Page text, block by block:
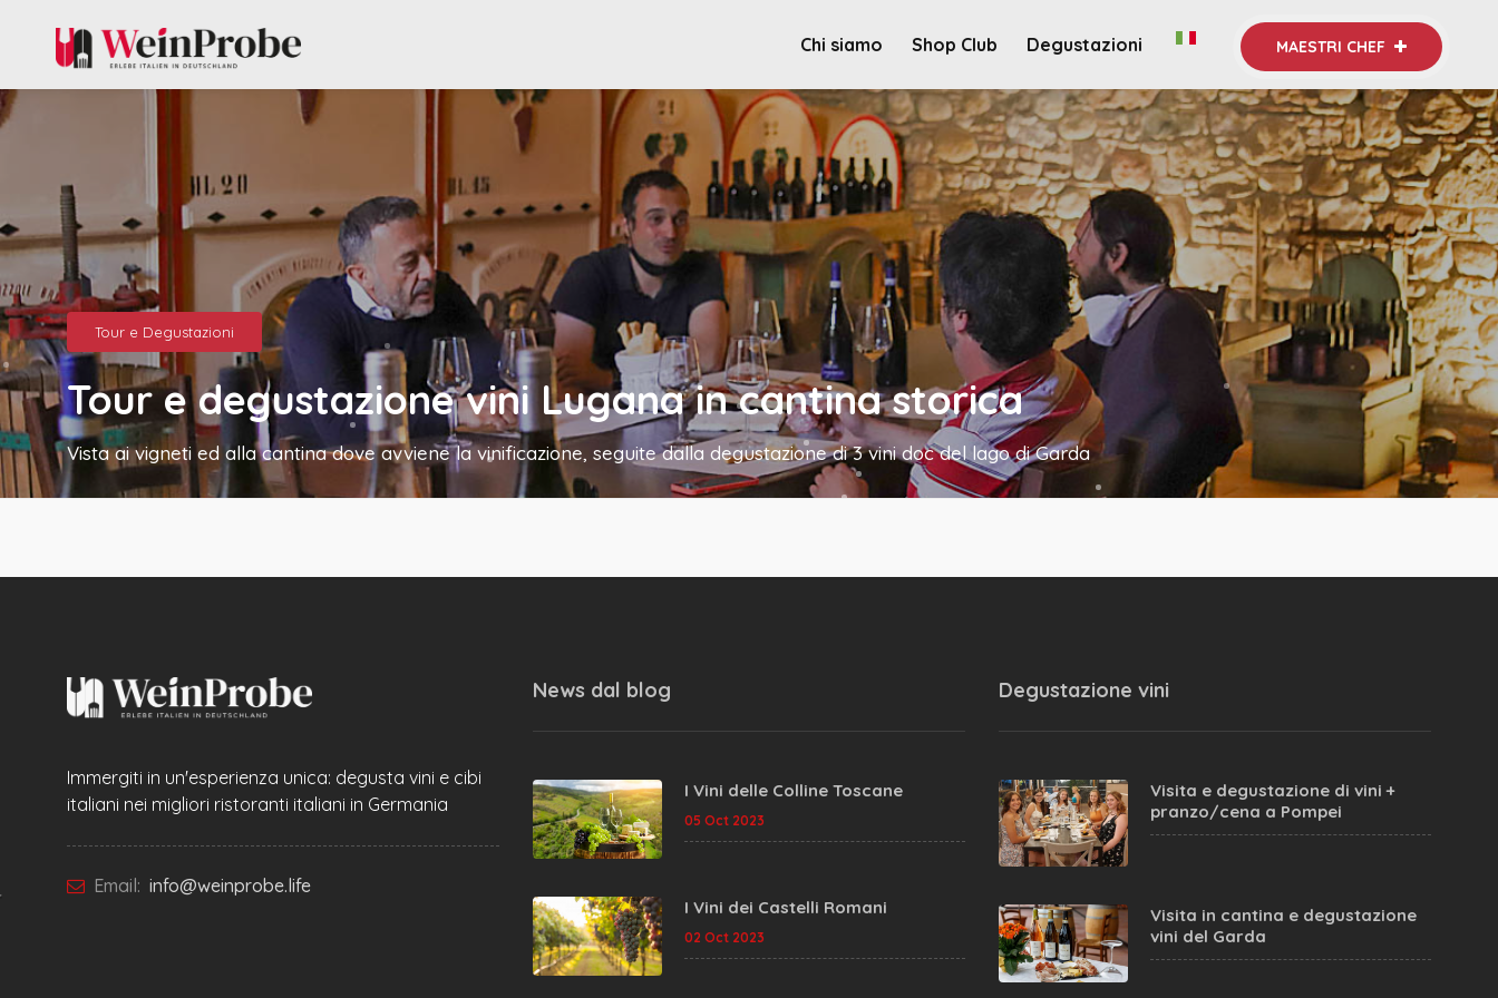
MAESTRI CHEF
Chi siamo Shop Club Degustazioni
Tour e Degustazioni
Tour e degustazione vini Lugana in cantina storica
Vista ai vigneti ed alla cantina dove avviene la vinificazione, seguite dalla degustazione di 3 vini doc del lago di Garda
Immergiti in un'esperienza unica: degusta vini e cibi
italiani nei migliori ristoranti italiani in Germania
Email: info@weinprobe.life
News dal blog
I Vini delle Colline Toscane
05 Oct 2023
I Vini dei Castelli Romani
02 Oct 2023
Degustazione vini
Visita e degustazione di vini +
pranzo/cena a Pompei
Visita in cantina e degustazione
vini del Garda